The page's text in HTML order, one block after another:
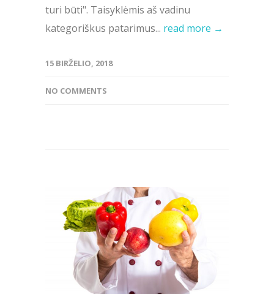
turi būti". Taisyklėmis aš vadinu
kategoriškus patarimus... read more →
15 BIRŽELIO, 2018
NO COMMENTS